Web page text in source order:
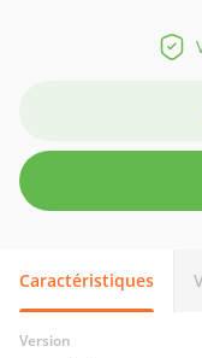
Caractéristiques
Version